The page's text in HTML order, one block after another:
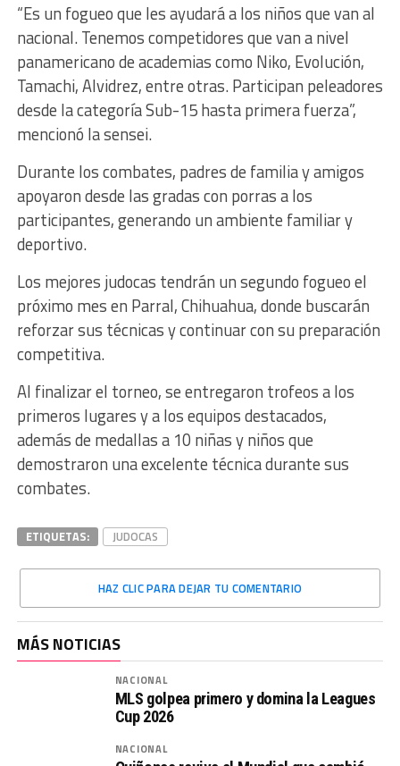
“Es un fogueo que les ayudará a los niños que van al
nacional. Tenemos competidores que van a nivel
panamericano de academias como Niko, Evolución,
Tamachi, Alvidrez, entre otras. Participan peleadores
desde la categoría Sub-15 hasta primera fuerza”,
mencionó la sensei.
Durante los combates, padres de familia y amigos
apoyaron desde las gradas con porras a los
participantes, generando un ambiente familiar y
deportivo.
Los mejores judocas tendrán un segundo fogueo el
próximo mes en Parral, Chihuahua, donde buscarán
reforzar sus técnicas y continuar con su preparación
competitiva.
Al finalizar el torneo, se entregaron trofeos a los
primeros lugares y a los equipos destacados,
además de medallas a 10 niñas y niños que
demostraron una excelente técnica durante sus
combates.
ETIQUETAS: JUDOCAS
HAZ CLIC PARA DEJAR TU COMENTARIO
MÁS NOTICIAS
NACIONAL
MLS golpea primero y domina la Leagues
Cup 2026
NACIONAL